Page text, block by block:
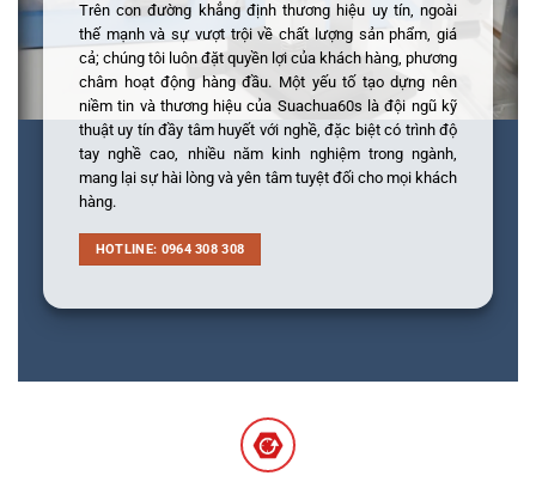
Trên con đường khẳng định thương hiệu uy tín, ngoài
thế mạnh và sự vượt trội về chất lượng sản phẩm, giá
cả; chúng tôi luôn đặt quyền lợi của khách hàng, phương
châm hoạt động hàng đầu. Một yếu tố tạo dựng nên
niềm tin và thương hiệu của Suachua60s là đội ngũ kỹ
thuật uy tín đầy tâm huyết với nghề, đặc biệt có trình độ
tay nghề cao, nhiều năm kinh nghiệm trong ngành,
mang lại sự hài lòng và yên tâm tuyệt đối cho mọi khách
hàng.
HOTLINE: 0964 308 308